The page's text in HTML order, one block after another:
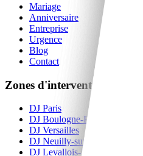
Mariage
Anniversaire
Entreprise
Urgence
Blog
Contact
Zones d'intervention
DJ Paris
DJ Boulogne-Billancourt
DJ Versailles
DJ Neuilly-sur-Seine
DJ Levallois-Perret